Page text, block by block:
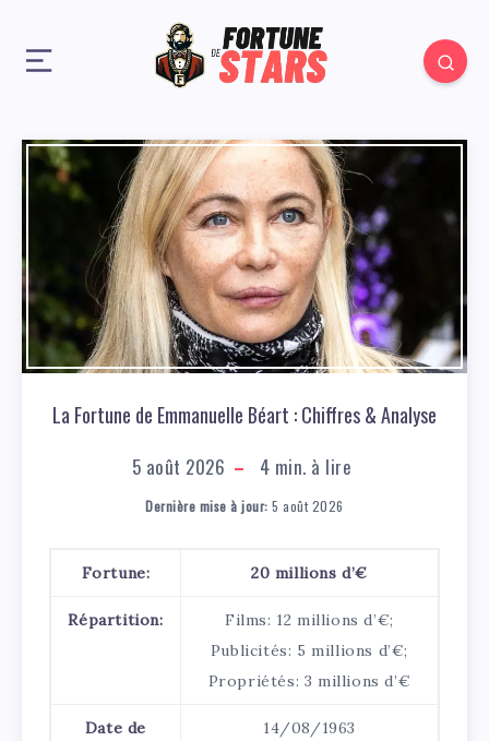
La Fortune de Emmanuelle Béart : Chiffres & Analyse
5 août 2026 4 min. à lire
Dernière mise à jour: 5 août 2026
Fortune: 20 millions d’€
Répartition:
Films: 12 millions d’€;
Publicités: 5 millions d’€;
Propriétés: 3 millions d’€
Date de
14/08/1963